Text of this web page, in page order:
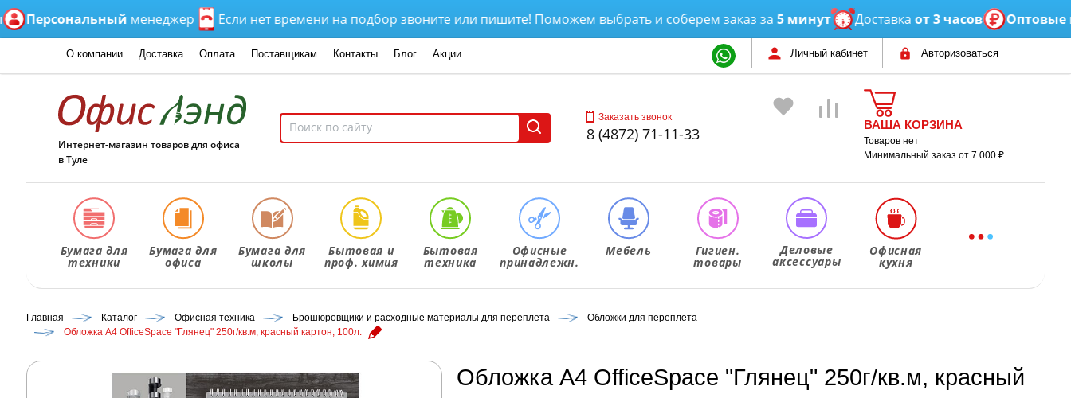
менеджер Если нет времени на подбор звоните или пишите! Поможем выбрать и соберем заказ за5 минут Доставкаот 3 часов Оптовыецены
Личный кабинет Авторизоваться
О компании Доставка Оплата Поставщикам Контакты Блог Акции
Интернет-магазин товаров для офиса
в Туле
Заказать звонок
8 (4872) 71-11-33 ВАША КОРЗИНА
Товаров нет
Минимальный заказ от 7 000 ₽
Бумага для
техники
Бумага для
офиса
Бумага для
школы
Бытовая и
проф. химия
Бытовая
техника
Офисные
принадлежн.
Мебель Гигиен.
товары
Деловые
аксессуары
Офисная
кухня
Главная Каталог Офисная техника Брошюровщики и расходные материалы для переплета
Обложки для переплета
Обложка А4 OfficeSpace "Глянец" 250г/кв.м, красный картон, 100л.
Обложка А4 OfficeSpace "Глянец" 250г/кв.м, красный